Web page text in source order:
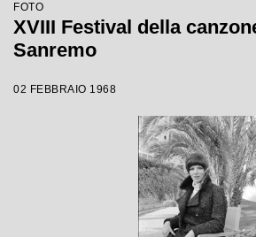
FOTO
XVIII Festival della
Sanremo
02 FEBBRAIO 1968